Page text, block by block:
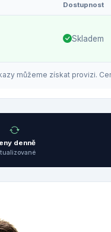
Dostupnost
Skladem
můžeme získat provizi.
denně